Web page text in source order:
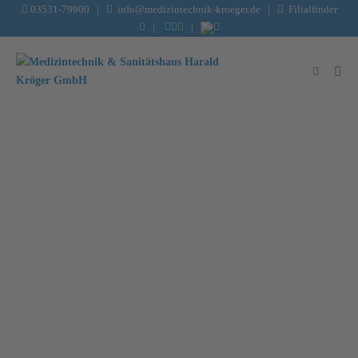
03531-79900 | info@medizintechnik-kroeger.de |
Filialfinder
|
|